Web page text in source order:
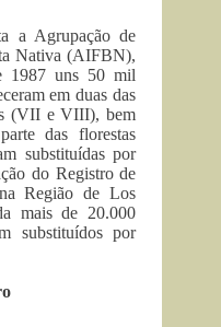
a Agrupação de
Nativa (AIFBN),
1987 uns 50 mil
em duas das
(VII e VIII), bem
das florestas
substituídas por
do Registro de
Região de Los
mais de 20.000
substituídos por